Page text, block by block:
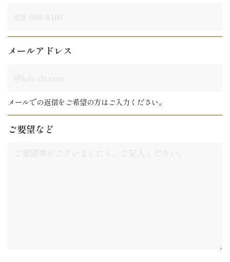
メールアドレス
メールでの返信をご希望の方はご入力ください。
ご要望など